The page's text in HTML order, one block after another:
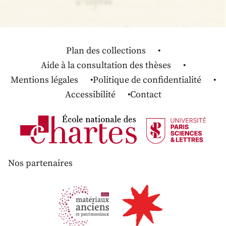
Plan des collections
Aide à la consultation des thèses
Mentions légales
Politique de confidentialité
Accessibilité
Contact
Nos partenaires